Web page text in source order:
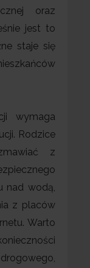
oraz
jest to
staje się
wymaga
Rodzice
z
nad wodą,
z placów
Warto